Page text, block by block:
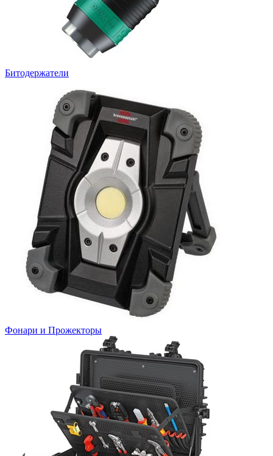
Битодержатели
Фонари и Прожекторы